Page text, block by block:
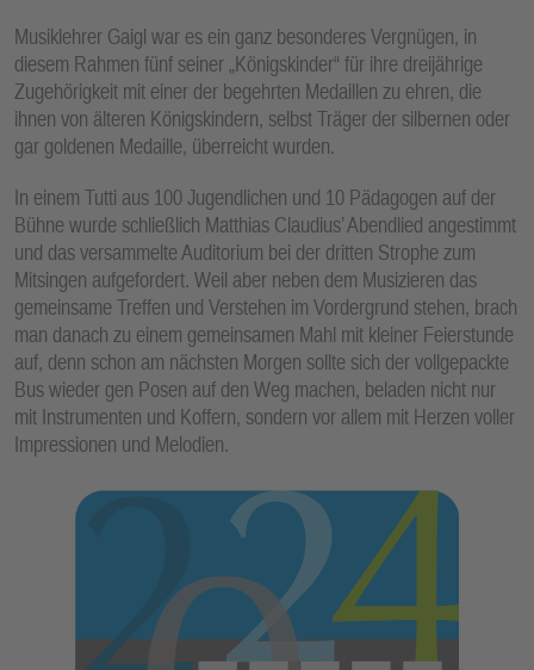
Musiklehrer Gaigl war es ein ganz besonderes Vergnügen, in
diesem Rahmen fünf seiner „Königskinder“ für ihre dreijährige
Zugehörigkeit mit einer der begehrten Medaillen zu ehren, die
ihnen von älteren Königskindern, selbst Träger der silbernen oder
gar goldenen Medaille, überreicht wurden.
In einem Tutti aus 100 Jugendlichen und 10 Pädagogen auf der
Bühne wurde schließlich Matthias Claudius’ Abendlied angestimmt
und das versammelte Auditorium bei der dritten Strophe zum
Mitsingen aufgefordert. Weil aber neben dem Musizieren das
gemeinsame Treffen und Verstehen im Vordergrund stehen, brach
man danach zu einem gemeinsamen Mahl mit kleiner Feierstunde
auf, denn schon am nächsten Morgen sollte sich der vollgepackte
Bus wieder gen Posen auf den Weg machen, beladen nicht nur
mit Instrumenten und Koffern, sondern vor allem mit Herzen voller
Impressionen und Melodien.